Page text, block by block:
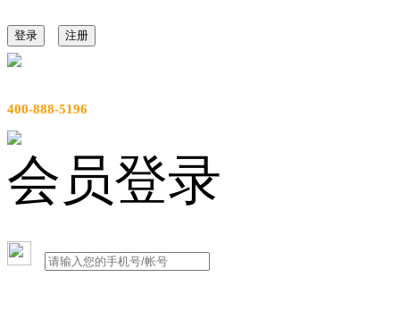
登录 注册
400-888-5196
会员登录